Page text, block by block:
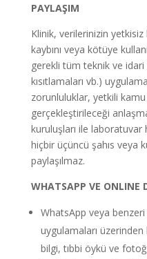
PAYLAŞIM
Klinik, verilerinizin
kaybını veya kötüye
gerekli tüm teknik ve
kısıtlamaları vb.)
zorunluluklar, yetkili
gerçekleştirileceği
kuruluşları ile laboratuvar
hiçbir üçüncü şahıs veya
paylaşılmaz.
WHATSAPP VE ONLINE
WhatsApp veya
uygulamaları üzerinden
bilgi, tıbbi öykü ve